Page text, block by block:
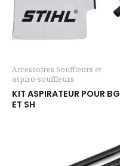
Accessoires Souffleurs et
aspiro-souffleurs
KIT ASPIRATEUR POUR BG
ET SH